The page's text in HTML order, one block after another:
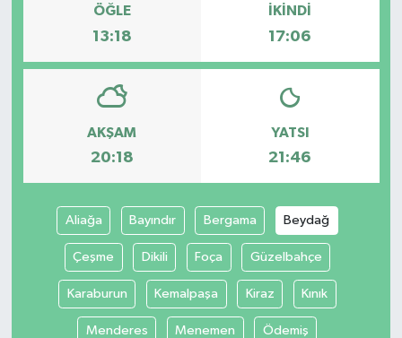
ÖĞLE
13:18
İKINDI
17:06
AKŞAM
20:18
YATSI
21:46
Aliağa Bayındır Bergama Beydağ
Çeşme Dikili Foça Güzelbahçe
Karaburun Kemalpaşa Kiraz Kınık
Menderes Menemen Ödemiş